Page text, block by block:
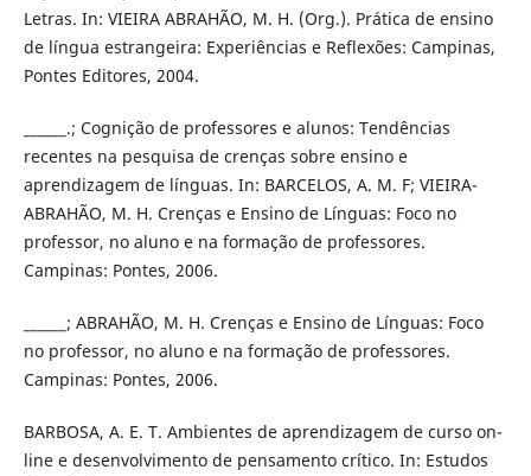
Letras. In: VIEIRA ABRAHÃO, M. H. (Org.). Prática de ensino
de língua estrangeira: Experiências e Reflexões: Campinas,
Pontes Editores, 2004.
______.; Cognição de professores e alunos: Tendências
recentes na pesquisa de crenças sobre ensino e
aprendizagem de línguas. In: BARCELOS, A. M. F; VIEIRA-
ABRAHÃO, M. H. Crenças e Ensino de Línguas: Foco no
professor, no aluno e na formação de professores.
Campinas: Pontes, 2006.
______; ABRAHÃO, M. H. Crenças e Ensino de Línguas: Foco
no professor, no aluno e na formação de professores.
Campinas: Pontes, 2006.
BARBOSA, A. E. T. Ambientes de aprendizagem de curso on-
line e desenvolvimento de pensamento crítico. In: Estudos